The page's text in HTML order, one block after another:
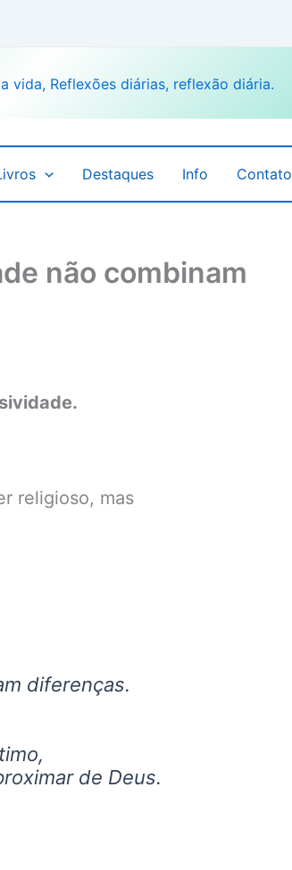
Destaques Info Contato
não combinam
religioso, mas
diferenças.
de Deus.